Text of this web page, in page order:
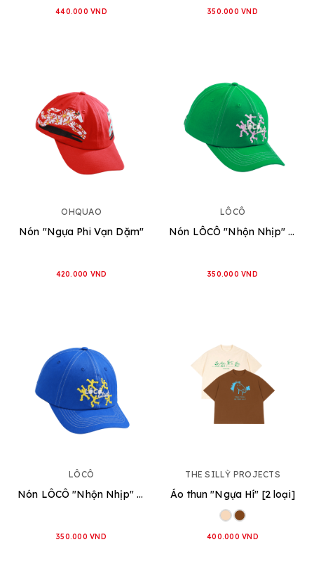
440.000 VND 350.000 VND
OHQUAO
Nón "Ngựa Phi Vạn Dặm"
420.000 VND
LÔCÔ
Nón LÔCÔ "Nhộn Nhịp" [Xanh Lá]
350.000 VND
LÔCÔ
Nón LÔCÔ "Nhộn Nhịp" [Xanh Dương]
350.000 VND
THE SILLỲ PROJECTS
Áo thun "Ngựa Hí" [2 loại]
400.000 VND